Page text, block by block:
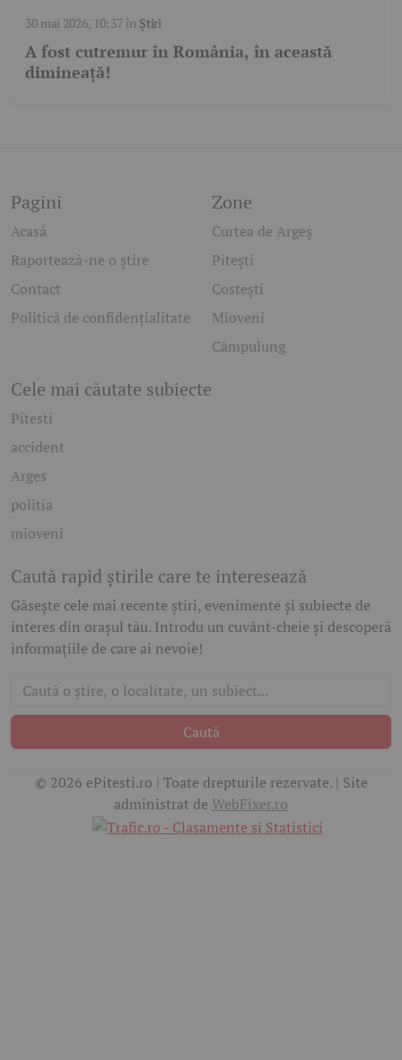
30 mai 2026, 10:37în Știri
A fost cutremur în România, în această
dimineață!
Pagini
Acasă
Raportează-ne o știre
Contact
Politică de confidențialitate
Zone
Curtea de Argeș
Pitești
Costești
Mioveni
Câmpulung
Cele mai căutate subiecte
Pitesti
accident
Arges
politia
mioveni
Caută rapid știrile care te interesează
Găsește cele mai recente știri, evenimente și subiecte de
interes din orașul tău. Introdu un cuvânt-cheie și descoperă
informațiile de care ai nevoie!
Caută
© 2026 ePitesti.ro | Toate drepturile rezervate. | Site
administrat de WebFixer.ro